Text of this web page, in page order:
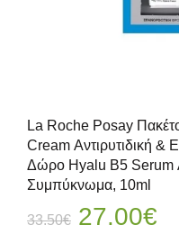
La Roche Posay
Cream Αντιρυτιδική
Δώρο Hyalu B5 Serum
Συμπύκνωμα, 10ml
33.50€ Original
27.00€